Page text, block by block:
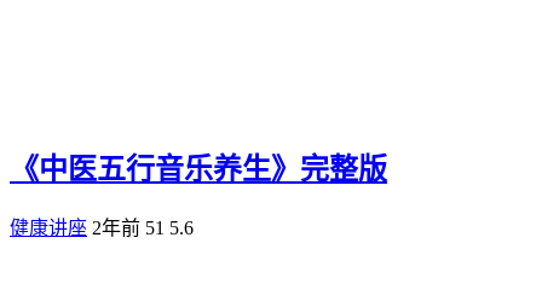
《中医五行音乐养生》完整版
健康讲座 2年前 51 5.6